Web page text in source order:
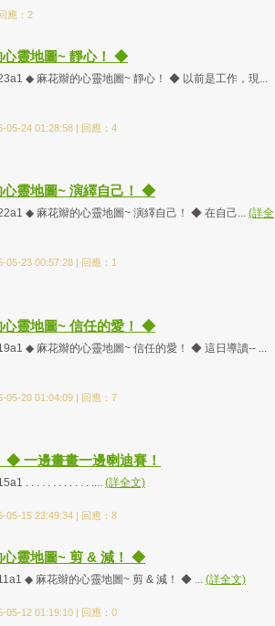
應：2
靈地圖~ 靜心！ ◆
◆ 麻花辮的心靈地圖~ 靜心！ ◆ 以前是工作，現...
05-24 01:28:58 | 回應：4
靈地圖~ 演繹自己！ ◆
◆ 麻花辮的心靈地圖~ 演繹自己！ ◆ 在自己... (詳全
05-23 00:57:28 | 回應：1
靈地圖~ 信任的愛！ ◆
◆ 麻花辮的心靈地圖~ 信任的愛！ ◆ 這日導讀-- ...
05-20 01:04:09 | 回應：7
一邊畫畫一邊喇迪賽！
. . . . . . . . . . . . .... (詳全文)
05-15 23:49:34 | 回應：8
靈地圖~ 剪 & 減！ ◆
◆ 麻花辮的心靈地圖~ 剪 & 減！ ◆ ... (詳全文)
05-12 01:19:10 | 回應：0